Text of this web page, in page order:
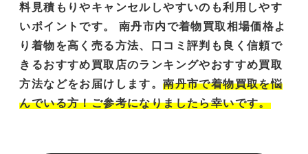
料見積もりやキャンセルしやすいのも利用しやす
いポイントです。 南丹市内で着物買取相場価格よ
り着物を高く売る方法、口コミ評判も良く信頼で
きるおすすめ買取店のランキングやおすすめ買取
方法などをお届けします。南丹市で着物買取を悩
んでいる方！ご参考になりましたら幸いです。